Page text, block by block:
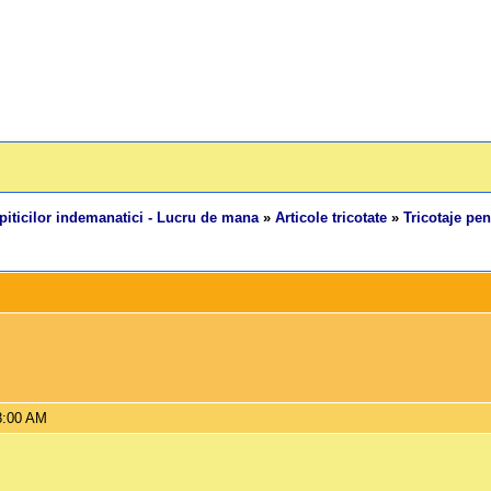
indemanatici - Lucru de mana»Articole tricotate »Tricotaje
AM